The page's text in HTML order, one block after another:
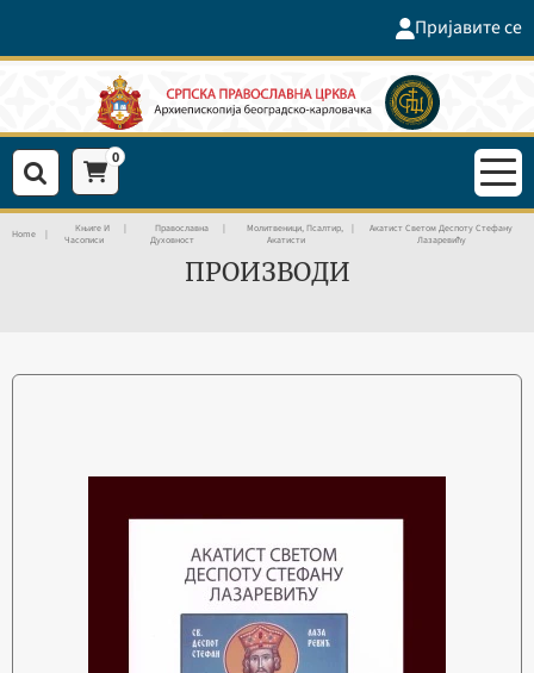
Пријавите се
0
Home
Књиге И
Часописи
Православна
Духовност
Молитвеници, Псалтир,
Акатисти
Акатист Светом Деспоту Стефану
Лазаревићу
ПРОИЗВОДИ